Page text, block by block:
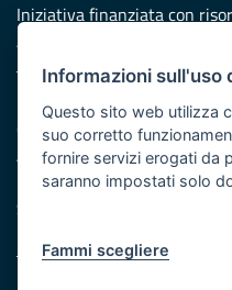
Iniziativa finanziata con
Asse XI
Note legali
Cookie e privacy
Atti di notifica
Feed RSS
Servizi Intranet
Informazioni sull'uso
Questo sito web utilizza
suo corretto
fornire servizi erogati da
saranno impostati solo
Fammi scegliere